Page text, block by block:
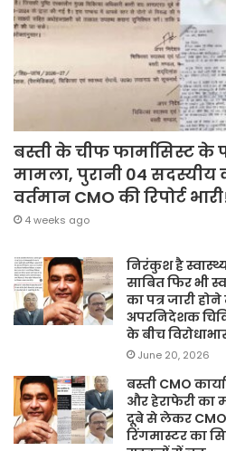
बस्ती के चीफ फार्मासिस्ट के
मामला, पुरानी 04 सदस्यीय
वर्तमान CMO की रिपोर्ट
4 weeks ago
निरंकुश है
साबित फिर भी
का पत्र जारी
अपरनिदेशक
के बीच
June 20, 2026
बस्ती CMO
और हेराफेरी का
दूबे से लेकर
रिंगमास्टर का